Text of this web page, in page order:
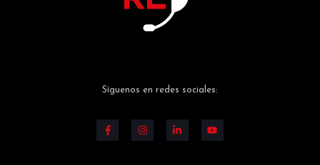
Síguenos en redes sociales: